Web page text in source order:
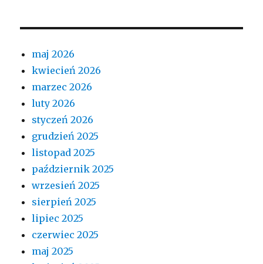
maj 2026
kwiecień 2026
marzec 2026
luty 2026
styczeń 2026
grudzień 2025
listopad 2025
październik 2025
wrzesień 2025
sierpień 2025
lipiec 2025
czerwiec 2025
maj 2025